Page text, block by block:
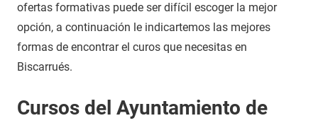
ofertas formativas puede ser difícil escoger la mejor
opción, a continuación le indicartemos las mejores
formas de encontrar el curos que necesitas en
Biscarrués.
Cursos del Ayuntamiento de